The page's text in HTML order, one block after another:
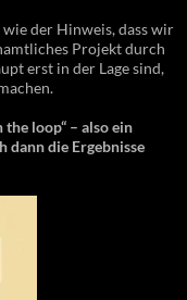
wie der Hinweis, dass wir
Projekt durch
erst in der Lage sind,
loop“ – also ein
die Ergebnisse